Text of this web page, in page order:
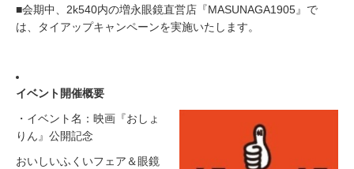
■会期中、2k540内の増永眼鏡直営店『MASUNAGA1905』で
は、タイアップキャンペーンを実施いたします。
イベント開催概要
・イベント名：映画『おしょ
りん』公開記念
おいしいふくいフェア＆眼鏡